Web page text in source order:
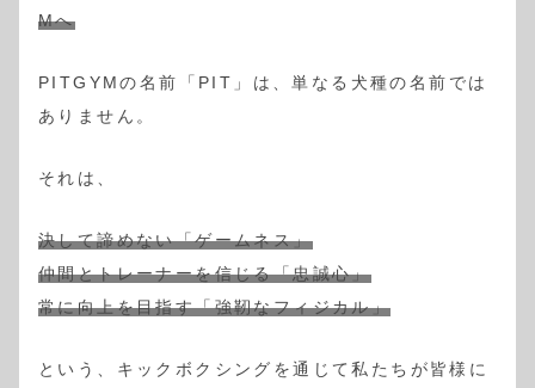
Mへ
PITGYMの名前「PIT」は、単なる犬種の名前では
ありません。
それは、
決して諦めない「ゲームネス」
仲間とトレーナーを信じる「忠誠心」
常に向上を目指す「強靭なフィジカル」
という、キックボクシングを通じて私たちが皆様に